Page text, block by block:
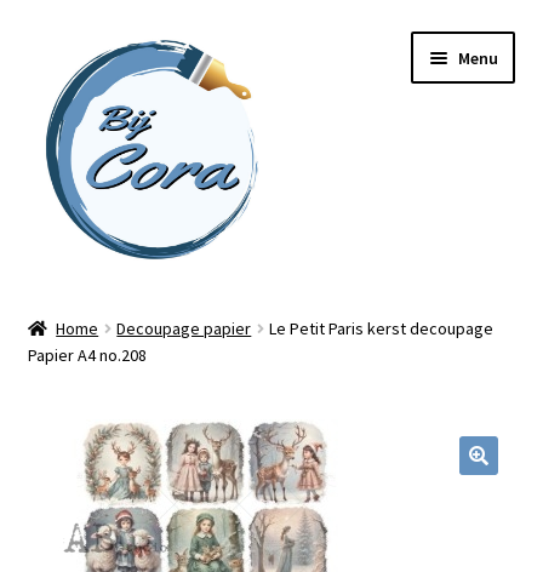
naar
navigatie
inhoud
Menu
Workshops
Online cursussen
Blog / DIY / Tutorials
Home Decoupage papier
Le Petit Paris kerst decoupage
Papier A4 no.208